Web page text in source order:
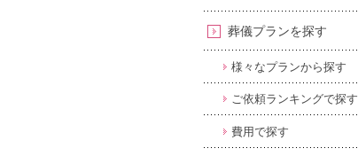
葬儀プランを探す
様々なプランから探す
ご依頼ランキングで探す
費用で探す